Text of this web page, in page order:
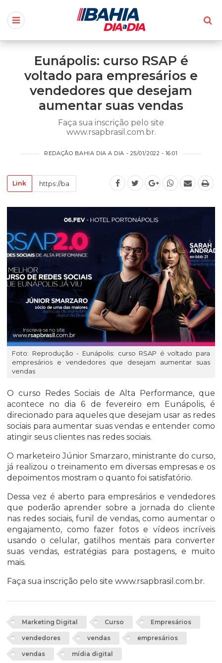
Eunápolis: curso RSAP é
voltado para empresários e
vendedores que desejam
aumentar suas vendas
Faça sua inscrição pelo site
www.rsapbrasil.com.br.
REDAÇÃO BAHIA DIA A DIA - 25/01/2022 - 16:01
Link
Foto: Reprodução - Eunápolis: curso RSAP é voltado para
empresários e vendedores que desejam aumentar suas
vendas
O curso Redes Sociais de Alta Performance, que
acontece no dia 6 de fevereiro em Eunápolis, é
direcionado para aqueles que desejam usar as redes
sociais para aumentar suas vendas e entender como
atingir seus clientes nas redes sociais.
O marketeiro Júnior Smarzaro, ministrante do curso,
já realizou o treinamento em diversas empresas e os
depoimentos mostram o quanto foi satisfatório.
Dessa vez é aberto para empresários e vendedores
que poderão aprender sobre a jornada do cliente
nas redes sociais, funil de vendas, como aumentar o
engajamento, como fazer fotos e vídeos incríveis
usando o celular, gatilhos mentais para converter
suas vendas, estratégias para postagens, e muito
mais.
Faça sua inscrição pelo site www.rsapbrasil.com.br.
Marketing Digital Curso Empresários
vendedores vendas empresários
vendas mídia digital